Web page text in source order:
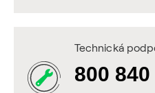
Technická
800